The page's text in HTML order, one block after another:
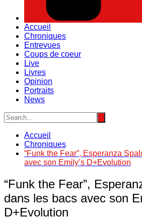
Accueil
Chroniques
Entrevues
Coups de coeur
Live
Livres
Opinion
Portraits
News
Accueil
Chroniques
“Funk the Fear”, Esperanza
avec son Emily’s D+Evolution
“Funk the Fear”,
dans les bacs avec son
D+Evolution